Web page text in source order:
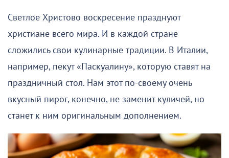
Светлое Христово воскресение празднуют
христиане всего мира. И в каждой стране
сложились свои кулинарные традиции. В Италии,
например, пекут «Паскуалину», которую ставят на
праздничный стол. Нам этот по-своему очень
вкусный пирог, конечно, не заменит куличей, но
станет к ним оригинальным дополнением.